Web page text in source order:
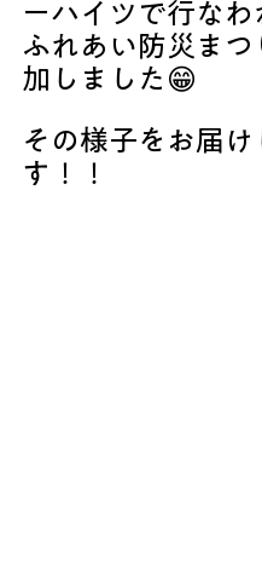
ーハイツで行なわ
ふれあい防災まつ
加しました😁
その様子をお届け
す！！